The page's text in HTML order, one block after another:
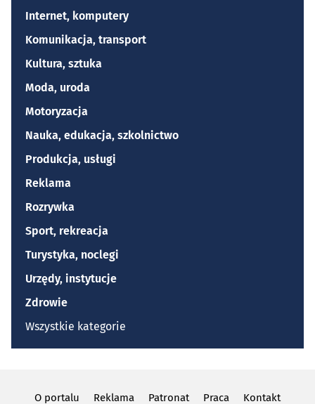
Internet, komputery
Komunikacja, transport
Kultura, sztuka
Moda, uroda
Motoryzacja
Nauka, edukacja, szkolnictwo
Produkcja, usługi
Reklama
Rozrywka
Sport, rekreacja
Turystyka, noclegi
Urzędy, instytucje
Zdrowie
Wszystkie kategorie
O portalu Reklama Patronat Praca Kontakt